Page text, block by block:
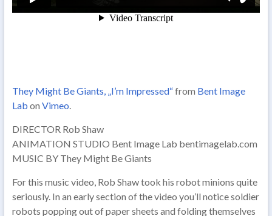
They Might Be Giants, „I’m Impressed“from Bent Image
Lab on Vimeo.
DIRECTOR Rob Shaw
ANIMATION STUDIO Bent Image Lab bentimagelab.com
MUSIC BY They Might Be Giants
For this music video, Rob Shaw took his robot minions quite
seriously. In an early section of the video you’ll notice soldier
robots popping out of paper sheets and folding themselves